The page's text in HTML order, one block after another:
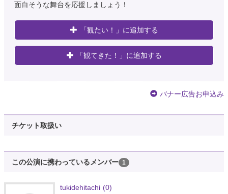
面白そうな舞台を応援しましょう！
「観たい！」に追加する
「観てきた！」に追加する
バナー広告お申込み
チケット取扱い
この公演に携わっているメンバー 1
tukidehitachi (0)